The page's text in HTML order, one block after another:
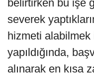
belirtirken bu işe
severek
hizmeti alabilmek
yapıldığında,
alınarak en kısa